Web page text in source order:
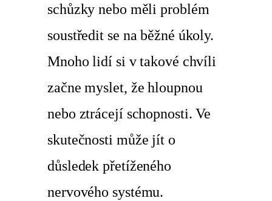
schůzky nebo měli problém
soustředit se na běžné úkoly.
Mnoho lidí si v takové chvíli
začne myslet, že hloupnou
nebo ztrácejí schopnosti. Ve
skutečnosti může jít o
důsledek přetíženého
nervového systému.